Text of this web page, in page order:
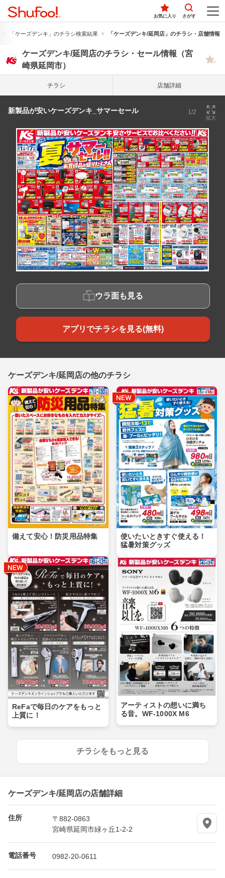
お気に入り さがす
「ケーズデンキ」のチラシ検索結果 「ケーズデンキ/延岡店」のチラシ・店舗情報
ケーズデンキ/延岡店のチラシ・セール情報（宮
崎県延岡市）
チラシ 店舗詳細
新製品が安いケーズデンキ_サマーセール 1/2
拡大
ウラ面も見る
アプリでチラシを見る(無料)
ケーズデンキ/延岡店の他のチラシ
備えて安心！防災用品特集
使いたいときすぐ使える！
猛暑対策グッズ
ReFaで毎日のケアをもっと
上質に！
アーティストの想いに満ち
る音。WF-1000X M6
チラシをもっと見る
ケーズデンキ/延岡店の店舗詳細
住所
〒882-0863
宮崎県延岡市緑ヶ丘1-2-2
電話番号 0982-20-0611